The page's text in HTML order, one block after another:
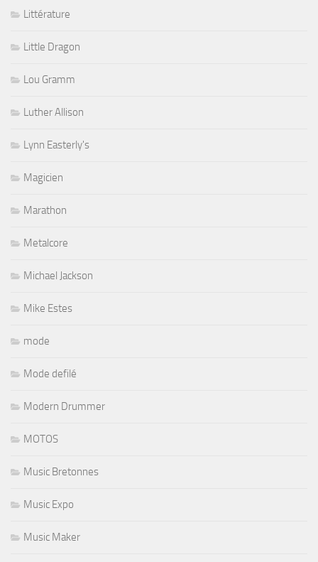
Littérature
Little Dragon
Lou Gramm
Luther Allison
Lynn Easterly's
Magicien
Marathon
Metalcore
Michael Jackson
Mike Estes
mode
Mode defilé
Modern Drummer
MOTOS
Music Bretonnes
Music Expo
Music Maker